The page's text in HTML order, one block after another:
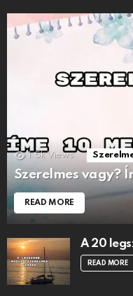
1.5k Views
Szerelmes vagy?
READ MORE
A 20
READ MORE